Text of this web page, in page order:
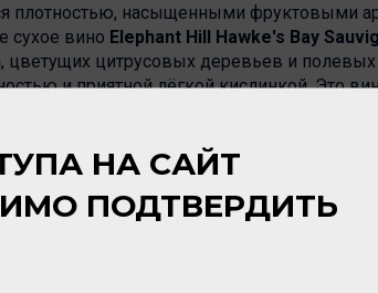
плотностью, насыщенными фруктовыми
сухое вино Elephant Hill Hawke's Bay
цитрусовых деревьев и полевых
и приятной лёгкой кислинкой. Это
танины и широкий спектр ягодных
рекомендуем белое и
танинами, долгим послевкусием, в
замечательную пару блюдам из
НА САЙТ
ПОДТВЕРДИТЬ